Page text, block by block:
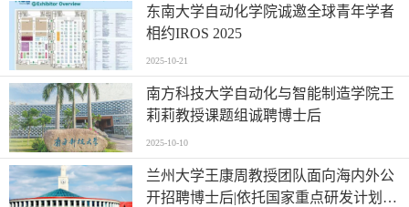
东南大学自动化学院诚邀全球青年学者
相约IROS 2025
2025-10-21
南方科技大学自动化与智能制造学院王
莉莉教授课题组诚聘博士后
2025-10-10
兰州大学王康周教授团队面向海内外公
开招聘博士后|依托国家重点研发计划课